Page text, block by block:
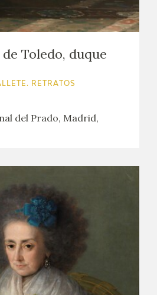
Toledo, duque
RETRATOS
del Prado, Madrid,